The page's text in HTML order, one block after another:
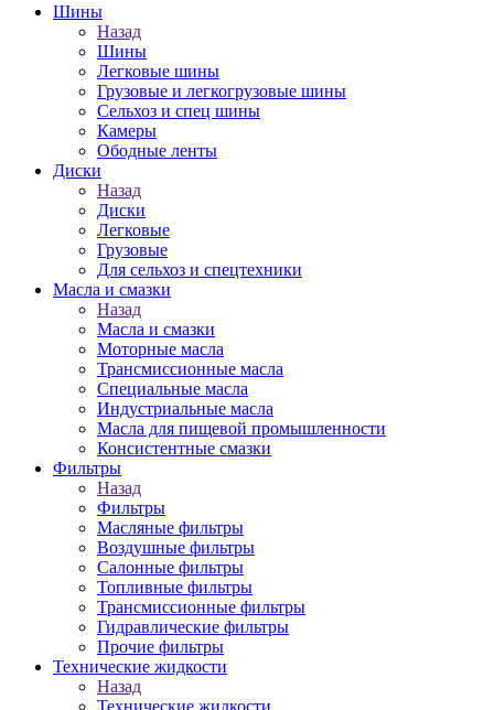
Шины
Назад
Шины
Легковые шины
Грузовые и легкогрузовые шины
Сельхоз и спец шины
Камеры
Ободные ленты
Диски
Назад
Диски
Легковые
Грузовые
Для сельхоз и спецтехники
Масла и смазки
Назад
Масла и смазки
Моторные масла
Трансмиссионные масла
Специальные масла
Индустриальные масла
Масла для пищевой промышленности
Консистентные смазки
Фильтры
Назад
Фильтры
Масляные фильтры
Воздушные фильтры
Салонные фильтры
Топливные фильтры
Трансмиссионные фильтры
Гидравлические фильтры
Прочие фильтры
Технические жидкости
Назад
Технические жидкости